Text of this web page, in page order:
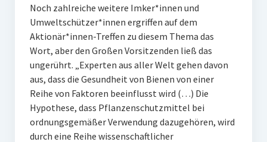
Noch zahlreiche weitere Imker*innen und
Umweltschützer*innen ergriffen auf dem
Aktionär*innen-Treffen zu diesem Thema das
Wort, aber den Großen Vorsitzenden ließ das
ungerührt. „Experten aus aller Welt gehen davon
aus, dass die Gesundheit von Bienen von einer
Reihe von Faktoren beeinflusst wird (…) Die
Hypothese, dass Pflanzenschutzmittel bei
ordnungsgemäßer Verwendung dazugehören, wird
durch eine Reihe wissenschaftlicher